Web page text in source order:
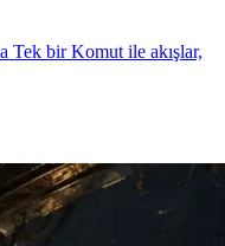
Tek bir Komut ile akışlar,